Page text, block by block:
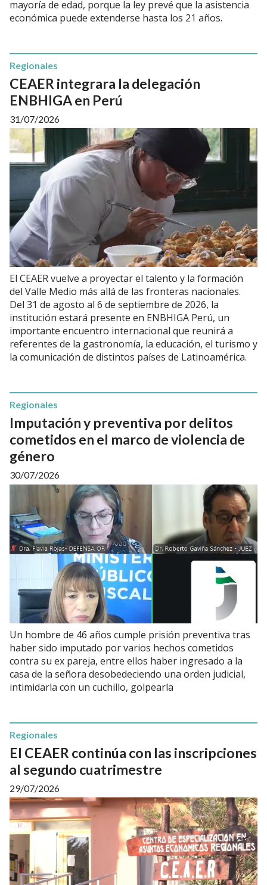
mayoría de edad, porque la ley prevé que la asistencia
económica puede extenderse hasta los 21 años.
CEAER integrara la delegación
ENBHIGA en Perú
Regionales
31/07/2026
El CEAER vuelve a proyectar el talento y la formación
del Valle Medio más allá de las fronteras nacionales.
Del 31 de agosto al 6 de septiembre de 2026, la
institución estará presente en ENBHIGA Perú, un
importante encuentro internacional que reunirá a
referentes de la gastronomía, la educación, el turismo y
la comunicación de distintos países de Latinoamérica.
Imputación y preventiva por delitos
cometidos en el marco de violencia de
género
Regionales
30/07/2026
Un hombre de 46 años cumple prisión preventiva tras
haber sido imputado por varios hechos cometidos
contra su ex pareja, entre ellos haber ingresado a la
casa de la señora desobedeciendo una orden judicial,
intimidarla con un cuchillo, golpearla
El CEAER continúa con las inscripciones
al segundo cuatrimestre
Regionales
29/07/2026